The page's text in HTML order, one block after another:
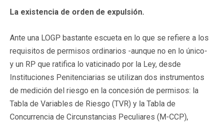
La existencia de orden de expulsión.
Ante una LOGP bastante escueta en lo que se refiere a los
requisitos de permisos ordinarios -aunque no en lo único-
y un RP que ratifica lo vaticinado por la Ley, desde
Instituciones Penitenciarias se utilizan dos instrumentos
de medición del riesgo en la concesión de permisos: la
Tabla de Variables de Riesgo (TVR) y la Tabla de
Concurrencia de Circunstancias Peculiares (M-CCP),